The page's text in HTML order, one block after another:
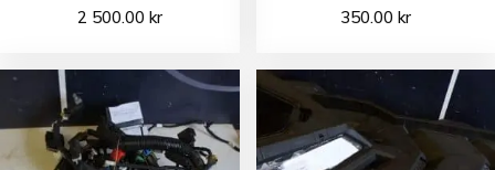
2 500.00 kr 350.00 kr